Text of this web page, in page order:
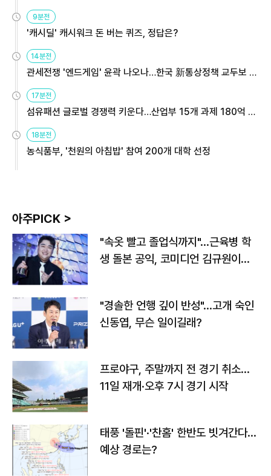
9분전
'캐시딜' 캐시워크 돈 버는 퀴즈, 정답은?
14분전
관세전쟁 '엔드게임' 윤곽 나오나…한국 新통상정책 교두보 활
용해야
17분전
섬유패션 글로벌 경쟁력 키운다…산업부 15개 과제 180억 지
원
18분전
농식품부, '천원의 아침밥' 참여 200개 대학 선정
아주PICK >
"속옷 빨고 졸업식까지"…근육병 학
생 돌본 공익, 코미디언 김규원이었
"경솔한 언행 깊이 반성"…고개 숙인
신동엽, 무슨 일이길래?
프로야구, 주말까지 전 경기 취소…
11일 재개·오후 7시 경기 시작
태풍 '돌핀'·'찬홈' 한반도 빗겨간다…
예상 경로는?